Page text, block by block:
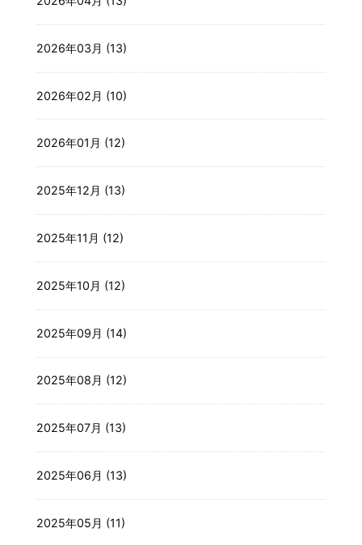
2026年03月 (13)
2026年02月 (10)
2026年01月 (12)
2025年12月 (13)
2025年11月 (12)
2025年10月 (12)
2025年09月 (14)
2025年08月 (12)
2025年07月 (13)
2025年06月 (13)
2025年05月 (11)